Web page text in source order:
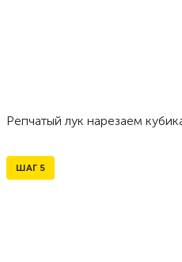
Репчатый лук нарезаем
ШАГ 5